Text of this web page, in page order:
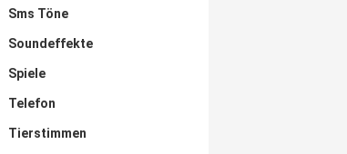
Sms Töne
Soundeffekte
Spiele
Telefon
Tierstimmen